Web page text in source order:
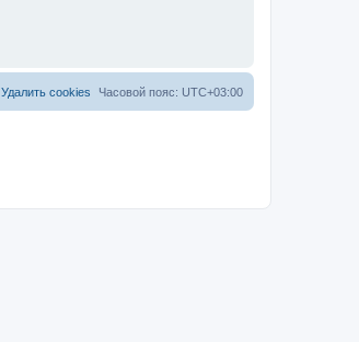
Часовой пояс: UTC+03:00
Удалить cookies